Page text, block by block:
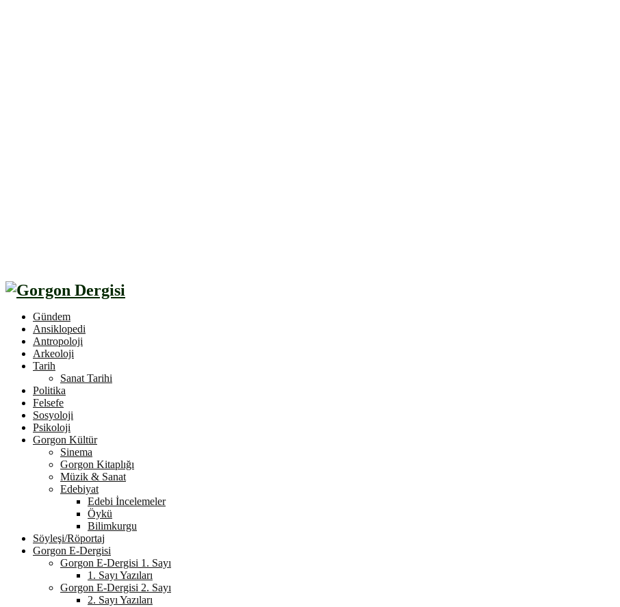
Gündem
Ansiklopedi
Antropoloji
Arkeoloji
Tarih
Sanat Tarihi
Politika
Felsefe
Sosyoloji
Psikoloji
Gorgon Kültür
Sinema
Gorgon Kitaplığı
Müzik & Sanat
Edebiyat
Edebi İncelemeler
Öykü
Bilimkurgu
Söyleşi/Röportaj
Gorgon E-Dergisi
Gorgon E-Dergisi 1. Sayı
1. Sayı Yazıları
Gorgon E-Dergisi 2. Sayı
2. Sayı Yazıları